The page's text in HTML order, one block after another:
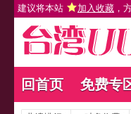
建议将本站 加入收藏 ，
回首页 免费专